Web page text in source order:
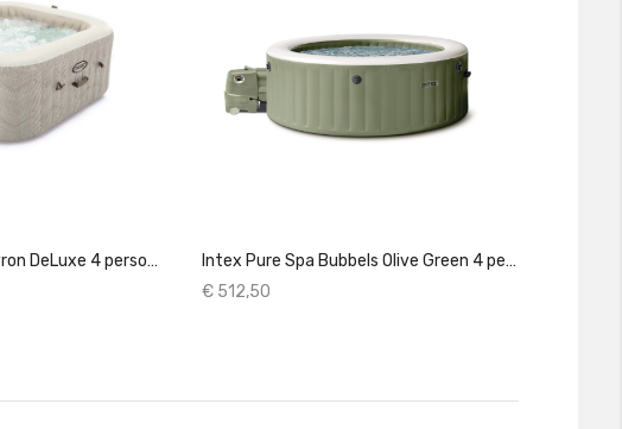
Intex PureSpa Chevron DeLuxe 4 personen
Intex Pure Spa Bubbels Olive Green 4 personen
€ 512,50